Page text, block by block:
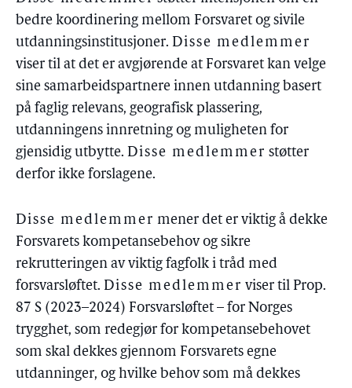
bedre koordinering mellom Forsvaret og sivile
utdanningsinstitusjoner. Disse medlemmer
viser til at det er avgjørende at Forsvaret kan velge
sine samarbeidspartnere innen utdanning basert
på faglig relevans, geografisk plassering,
utdanningens innretning og muligheten for
gjensidig utbytte. Disse medlemmer støtter
derfor ikke forslagene.
Disse medlemmer mener det er viktig å dekke
Forsvarets kompetansebehov og sikre
rekrutteringen av viktig fagfolk i tråd med
forsvarsløftet. Disse medlemmer viser til Prop.
87 S (2023–2024) Forsvarsløftet – for Norges
trygghet, som redegjør for kompetansebehovet
som skal dekkes gjennom Forsvarets egne
utdanninger, og hvilke behov som må dekkes